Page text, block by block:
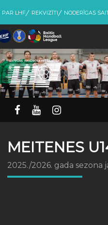
PAR LHF REKVIZĪTI NODERĪGAS
MEITENES
2025./2026. gada sezona